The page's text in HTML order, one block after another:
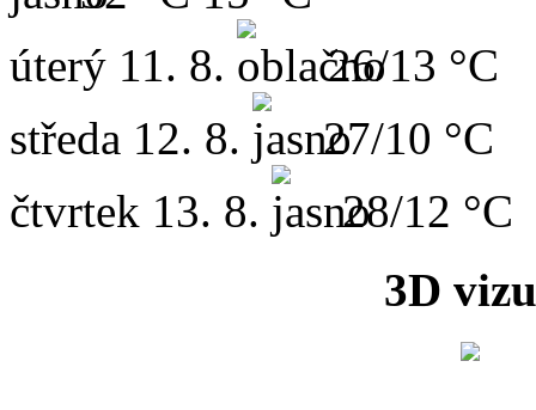
úterý 11. 8.
26/13 °C
středa 12. 8.
27/10 °C
čtvrtek 13. 8.
28/12 °C
3D